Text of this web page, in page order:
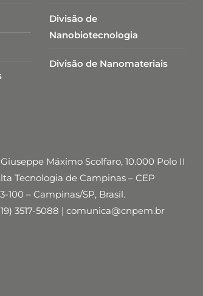
Divisão de
Nanobiotecnologia​
Divisão de Nanomateriais
Máximo Scolfaro, 10.000 Polo II
Tecnologia de Campinas – CEP
100 – Campinas/SP, Brasil.
3517-5088 | comunica@cnpem.br